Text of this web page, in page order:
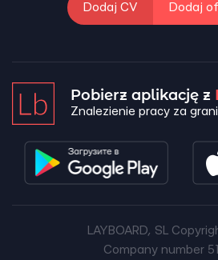
Dodaj CV Dodaj
Pobierz aplikację z
Znalezienie pracy za
LAYBOARD, SL
Company number